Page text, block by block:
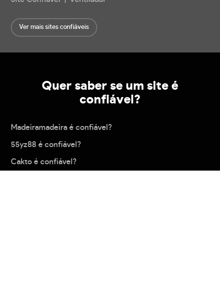
Ver mais sites confiáveis
Quer saber se um site é
confiável?
Madeiramadeira é confiável?
55yz88 é confiável?
Cakto é confiável?